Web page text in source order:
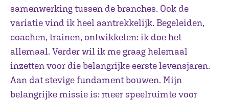
samenwerking tussen de branches. Ook de
variatie vind ik heel aantrekkelijk. Begeleiden,
coachen, trainen, ontwikkelen: ik doe het
allemaal. Verder wil ik me graag helemaal
inzetten voor die belangrijke eerste levensjaren.
Aan dat stevige fundament bouwen. Mijn
belangrijke missie is: meer speelruimte voor